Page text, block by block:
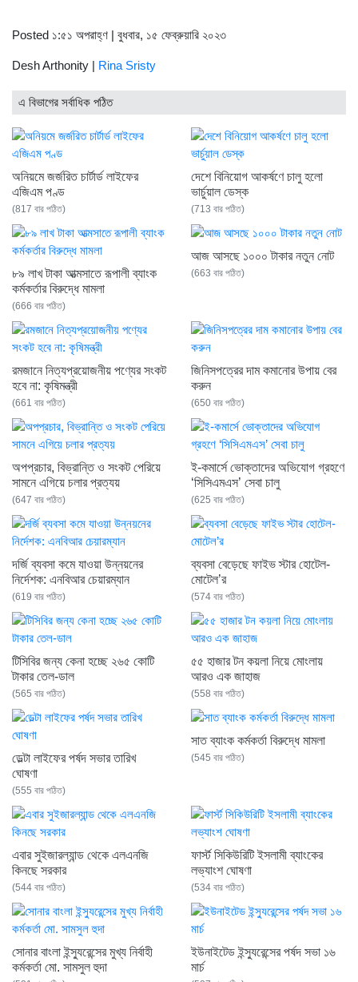
Posted ১:৫১ অপরাহ্ণ | বুধবার, ১৫ ফেব্রুয়ারি ২০২৩
Desh Arthonity | Rina Sristy
এ বিভাগের সর্বাধিক পঠিত
অনিয়মে জর্জরিত চার্টার্ড লাইফের
এজিএম পণ্ড
(817 বার পঠিত)
দেশে বিনিয়োগ আকর্ষণে চালু হলো
ভার্চুয়াল ডেস্ক
(713 বার পঠিত)
৮৯ লাখ টাকা আত্মসাতে রূপালী ব্যাংক
কর্মকর্তার বিরুদ্ধে মামলা
(666 বার পঠিত)
আজ আসছে ১০০০ টাকার নতুন নোট
(663 বার পঠিত)
রমজানে নিত্যপ্রয়োজনীয় পণ্যের সংকট
হবে না: কৃষিমন্ত্রী
(661 বার পঠিত)
জিনিসপত্রের দাম কমানোর উপায় বের
করুন
(650 বার পঠিত)
অপপ্রচার, বিভ্রান্তি ও সংকট পেরিয়ে
সামনে এগিয়ে চলার প্রত্যয়
(647 বার পঠিত)
ই-কমার্সে ভোক্তাদের অভিযোগ গ্রহণে
‘সিসিএমএস’ সেবা চালু
(625 বার পঠিত)
দর্জি ব্যবসা কমে যাওয়া উন্নয়নের
নির্দেশক: এনবিআর চেয়ারম্যান
(619 বার পঠিত)
ব্যবসা বেড়েছে ফাইভ স্টার হোটেল-
মোটেল’র
(574 বার পঠিত)
টিসিবির জন্য কেনা হচ্ছে ২৬৫ কোটি
টাকার তেল-ডাল
(565 বার পঠিত)
৫৫ হাজার টন কয়লা নিয়ে মোংলায়
আরও এক জাহাজ
(558 বার পঠিত)
ডেল্টা লাইফের পর্ষদ সভার তারিখ
ঘোষণা
(555 বার পঠিত)
সাত ব্যাংক কর্মকর্তা বিরুদ্ধে মামলা
(545 বার পঠিত)
এবার সুইজারল্যান্ড থেকে এলএনজি
কিনছে সরকার
(544 বার পঠিত)
ফার্স্ট সিকিউরিটি ইসলামী ব্যাংকের
লভ্যাংশ ঘোষণা
(534 বার পঠিত)
সোনার বাংলা ইন্স্যুরেন্সের মুখ্য নির্বাহী
কর্মকর্তা মো. সামসুল হুদা
ইউনাইটেড ইন্স্যুরেন্সের পর্ষদ সভা ১৬
মার্চ